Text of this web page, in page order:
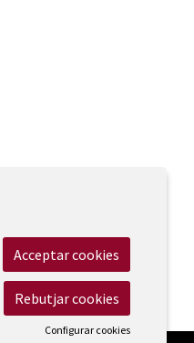
Accessibilitat
Acceptar cookies
Rebutjar cookies
Configurar cookies